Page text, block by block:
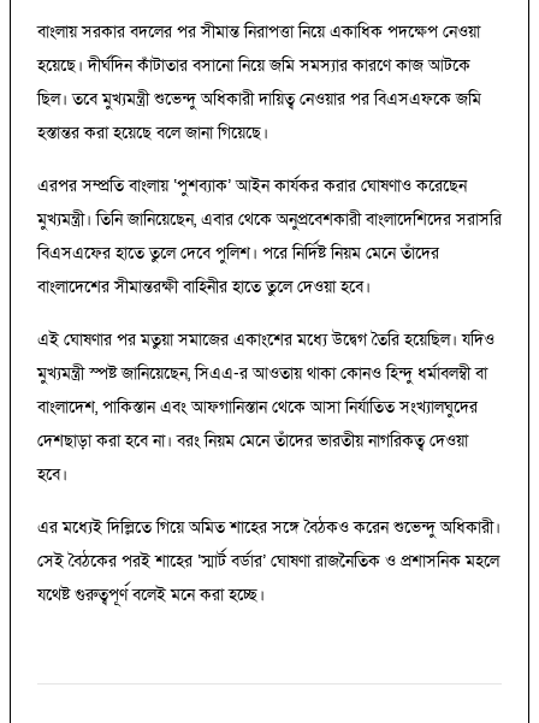
বাংলায় সরকার বদলের পর সীমান্ত নিরাপত্তা নিয়ে একাধিক পদক্ষেপ নেওয়া
হয়েছে। দীর্ঘদিন কাঁটাতার বসানো নিয়ে জমি সমস্যার কারণে কাজ আটকে
ছিল। তবে মুখ্যমন্ত্রী শুভেন্দু অধিকারী দায়িত্ব নেওয়ার পর বিএসএফকে জমি
হস্তান্তর করা হয়েছে বলে জানা গিয়েছে।
এরপর সম্প্রতি বাংলায় ‘পুশব্যাক’ আইন কার্যকর করার ঘোষণাও করেছেন
মুখ্যমন্ত্রী। তিনি জানিয়েছেন, এবার থেকে অনুপ্রবেশকারী বাংলাদেশিদের সরাসরি
বিএসএফের হাতে তুলে দেবে পুলিশ। পরে নির্দিষ্ট নিয়ম মেনে তাঁদের
বাংলাদেশের সীমান্তরক্ষী বাহিনীর হাতে তুলে দেওয়া হবে।
এই ঘোষণার পর মতুয়া সমাজের একাংশের মধ্যে উদ্বেগ তৈরি হয়েছিল। যদিও
মুখ্যমন্ত্রী স্পষ্ট জানিয়েছেন, সিএএ-র আওতায় থাকা কোনও হিন্দু ধর্মাবলম্বী বা
বাংলাদেশ, পাকিস্তান এবং আফগানিস্তান থেকে আসা নির্যাতিত সংখ্যালঘুদের
দেশছাড়া করা হবে না। বরং নিয়ম মেনে তাঁদের ভারতীয় নাগরিকত্ব দেওয়া
হবে।
এর মধ্যেই দিল্লিতে গিয়ে অমিত শাহের সঙ্গে বৈঠকও করেন শুভেন্দু অধিকারী।
সেই বৈঠকের পরই শাহের ‘স্মার্ট বর্ডার’ ঘোষণা রাজনৈতিক ও প্রশাসনিক মহলে
যথেষ্ট গুরুত্বপূর্ণ বলেই মনে করা হচ্ছে।